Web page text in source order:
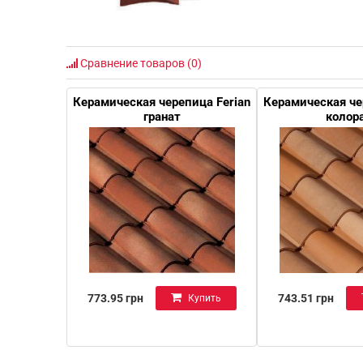
Сравнение товаров (0)
Керамическая черепица Ferian
гранат
773.95 грн Купить
Керамическая
743.51 грн